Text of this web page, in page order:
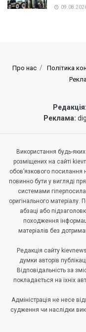
Про нас Політика
Редакція:
Реклама:
Використання будь-яких
розміщених на сайті
обов’язкового
повинно бути у вигляді
системами
оригінального
абзаці або
походження
матеріалів без
Редакція сайту
думки авторів
Відповідальність за
покладається на їхніх
Адміністрація не несе
судження чи наслідки